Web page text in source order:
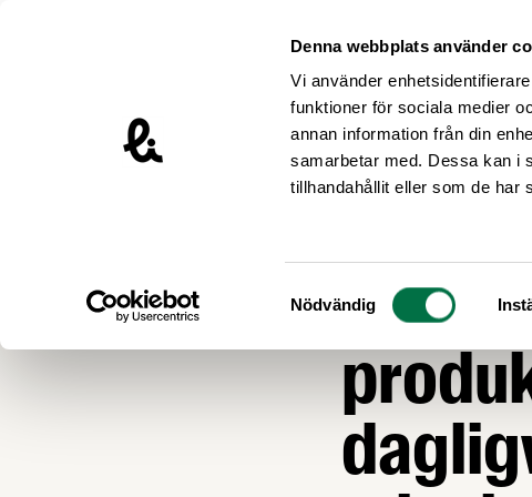
Denna webbplats använder
Vi använder
funktioner för sociala medier
annan information från din
samarbetar med. Dessa kan i
tillhandahållit eller som de har
Samtyckesval
Nödvändig
Livsmedelsföretagen – till startsidan
Nyheter
KKV: